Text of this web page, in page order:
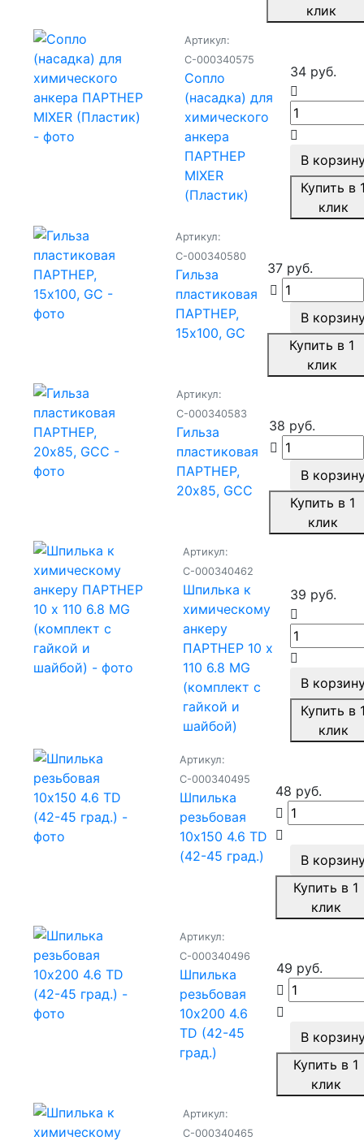
клик
Артикул:
С-000340575
Сопло
(насадка) для
химического
анкера
ПАРТНЕР
MIXER
(Пластик)
34 руб.
В
Купить в
клик
Артикул:
С-000340580
Гильза
пластиковая
ПАРТНЕР,
15х100, GC
37 руб.
В
Купить в 1
клик
Артикул:
С-000340583
Гильза
пластиковая
ПАРТНЕР,
20x85, GCC
38 руб.
В
Купить в 1
клик
Артикул:
С-000340462
Шпилька к
химическому
анкеру
ПАРТНЕР 10 х
110 6.8 MG
(комплект с
гайкой и
шайбой)
39 руб.
В
Купить в
клик
Артикул:
С-000340495
Шпилька
резьбовая
10x150 4.6 TD
(42-45 град.)
48 руб.
В
Купить в 1
клик
Артикул:
С-000340496
Шпилька
резьбовая
10x200 4.6
TD (42-45
град.)
49 руб.
В
Купить в 1
клик
Артикул:
С-000340465